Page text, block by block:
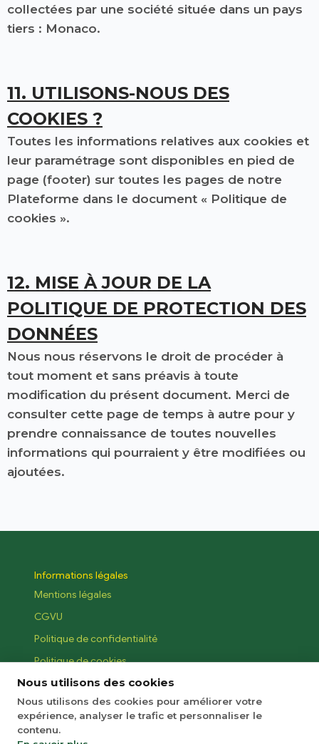
collectées par une société située dans un pays
tiers : Monaco.
11. UTILISONS-NOUS DES
COOKIES ?
Toutes les informations relatives aux cookies et
leur paramétrage sont disponibles en pied de
page (footer) sur toutes les pages de notre
Plateforme dans le document « Politique de
cookies ».
12. MISE À JOUR DE LA
POLITIQUE DE PROTECTION DES
DONNÉES
Nous nous réservons le droit de procéder à
tout moment et sans préavis à toute
modification du présent document. Merci de
consulter cette page de temps à autre pour y
prendre connaissance de toutes nouvelles
informations qui pourraient y être modifiées ou
ajoutées.
Informations légales
Mentions légales
CGVU
Politique de confidentialité
Politique de cookies
MyClass
Notre brochure
À propos
Nous utilisons des cookies
Nous utilisons des cookies pour améliorer votre
expérience, analyser le trafic et personnaliser le
contenu.